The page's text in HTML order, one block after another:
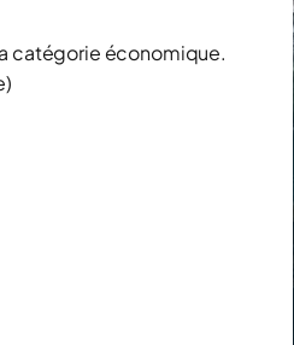
catégorie économique.